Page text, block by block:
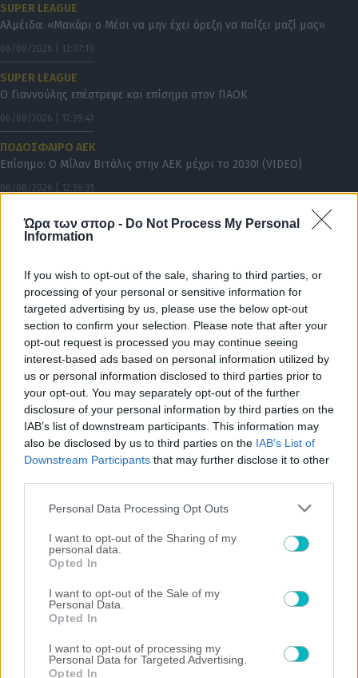
Ώρα των σπορ - Do Not Process My Personal
Information
If you wish to opt-out of the sale, sharing to third parties, or
processing of your personal or sensitive information for
targeted advertising by us, please use the below opt-out
section to confirm your selection. Please note that after your
opt-out request is processed you may continue seeing
interest-based ads based on personal information utilized by
us or personal information disclosed to third parties prior to
your opt-out. You may separately opt-out of the further
disclosure of your personal information by third parties on the
IAB’s list of downstream participants. This information may
also be disclosed by us to third parties on the IAB’s List of
Downstream Participants that may further disclose it to other
Please note that this website/app uses one or more Google
not limited to your visit or usage behaviour. You may click to
grant or deny consent to Google and its third-party tags to
use your data for below specified purposes in below Google
consent section.
Personal Data Processing Opt Outs
I want to opt-out of the Sharing of my
personal data.
Opted In
I want to opt-out of the Sale of my
Personal Data.
Opted In
I want to opt-out of processing my
Personal Data for Targeted Advertising.
Opted In
SUPER LEAGUE
Αλμέιδα: «Μακάρι ο Μέσι να μην έχει όρεξη να παίξει μαζί μας»
06/08/2026 | 13:07:19
SUPER LEAGUE
Ο Γιαννούλης επέστρεψε και επίσημα στον ΠΑΟΚ
06/08/2026 | 12:39:41
ΠΟΔΟΣΦΑΙΡΟ ΑΕΚ
Επίσημο: Ο Μίλαν Βιτάλις στην ΑΕΚ μέχρι το 2030! (VIDEO)
06/08/2026 | 12:36:35
ΠΟΔΟΣΦΑΙΡΟ ΑΕΚ
To νούμερο που επέλεξε ο Βιτάλις στην ΑΕΚ
ΠΟΔΟΣΦΑΙΡΟ ΑΕΚ
Ο διάλογος Βιτάλις-Ηλιόπουλου: «Υπόσχομαι να πεθάνω για την ΑΕΚ
στο γήπεδο, θα δώσω και τη ζωή μου!»
ΠΟΔΟΣΦΑΙΡΟ ΑΕΚ
Αγώνα δρόμου για να προλάβει το Σούπερ Καπ ο Αλεξίου
06/08/2026 | 12:04:47
ΠΟΔΟΣΦΑΙΡΟ ΑΕΚ
Ο Κέρβιν Αριάγκα για τον οποίο ενδιαφέρεται η ΑΕΚ σε εν δράσει